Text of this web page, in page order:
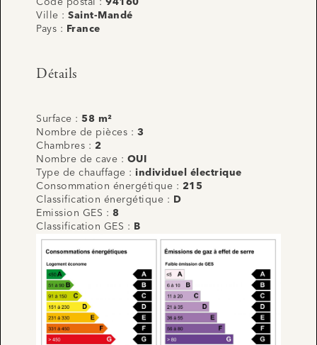
Ville : Saint-Mandé
Pays :
France
Détails
Surface : 58 m²
Nombre de pièces : 3
Chambres : 2
Nombre de cave : OUI
Type de chauffage : individuel électrique
Consommation énergétique : 215
Classification énergétique :
D
Emission GES : 8
Classification GES :
B